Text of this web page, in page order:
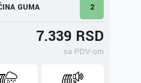
GUMA 2
7.339 RSD
sa PDV-om